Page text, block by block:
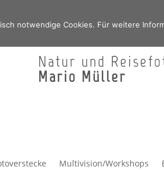
Natur und
Mario Müller
Multivision/Workshops
notwendige Cookies. Für weitere